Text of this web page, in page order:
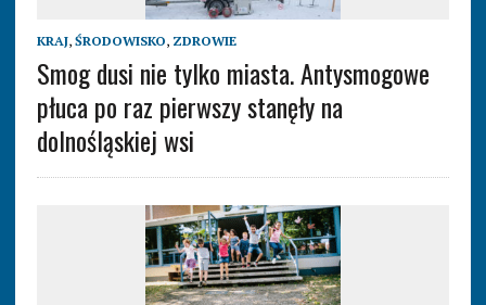
KRAJ, ŚRODOWISKO, ZDROWIE
Smog dusi nie tylko miasta. Antysmogowe
płuca po raz pierwszy stanęły na
dolnośląskiej wsi